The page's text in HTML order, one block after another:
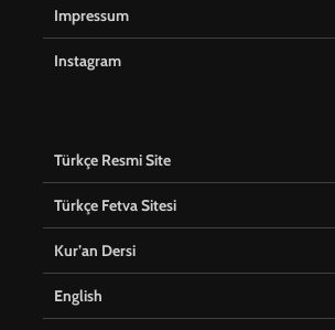
Impressum
Instagram
Türkçe Resmi Site
Türkçe Fetva Sitesi
Kur’an Dersi
English